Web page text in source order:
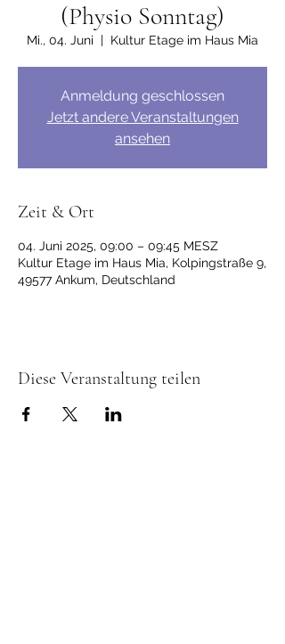
(Physio Sonntag)
Mi., 04. Juni
  |
Kultur Etage im Haus Mia
Anmeldung geschlossen
Jetzt andere Veranstaltungen
ansehen
Zeit & Ort
04. Juni 2025, 09:00 – 09:45 MESZ
Kultur Etage im Haus Mia, Kolpingstraße 9,
49577 Ankum, Deutschland
Diese Veranstaltung teilen